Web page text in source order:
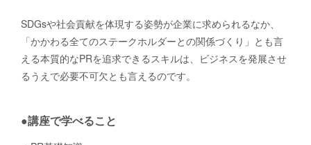
SDGsや社会貢献を体現する姿勢が企業に求められるなか、
「かかわる全てのステークホルダーとの関係づくり」とも言
える本質的なPRを追求できるスキルは、ビジネスを発展させ
るうえで必要不可欠とも言えるのです。
●講座で学べること